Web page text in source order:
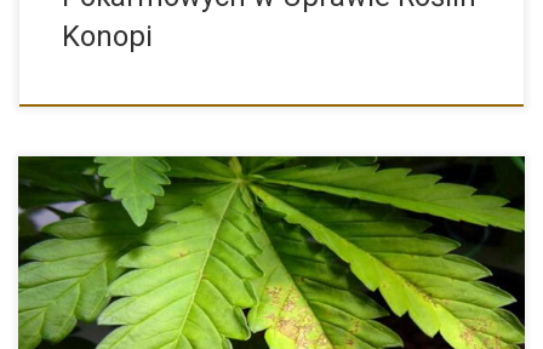
Konopi
Niedobory wapnia w uprawie konopi Wapń pełni niezwykle
ważną rolę w funkcjonowaniu konopi. Odgrywa on bowiem
kluczową funkcję w procesie […]